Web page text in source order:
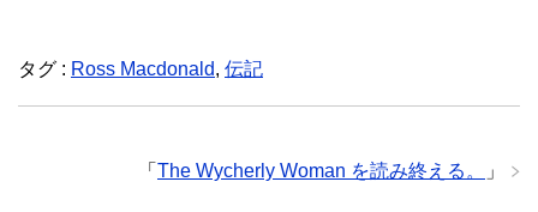
タグ : Ross Macdonald, 伝記
「 The Wycherly Woman を読み終える。 」